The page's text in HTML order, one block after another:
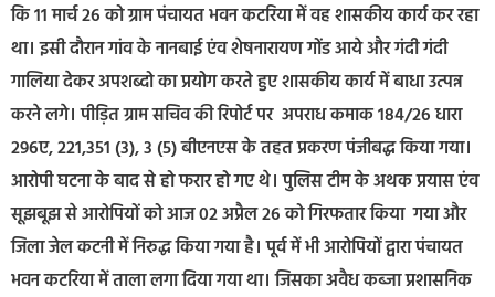
कि 11 मार्च 26 को ग्राम पंचायत भवन कटरिया में वह शासकीय कार्य कर रहा
था। इसी दौरान गांव के नानबाई एंव शेषनारायण गोंड आये और गंदी गंदी
गालिया देकर अपशब्दो का प्रयोग करते हुए शासकीय कार्य में बाधा उत्पन्न
करने लगे। पीड़ित ग्राम सचिव की रिपोर्ट पर अपराध कमाक 184/26 धारा
296ए, 221,351 (3), 3 (5) बीएनएस के तहत प्रकरण पंजीबद्ध किया गया।
आरोपी घटना के बाद से हो फरार हो गए थे। पुलिस टीम के अथक प्रयास एंव
सूझबूझ से आरोपियों को आज 02 अप्रैल 26 को गिरफतार किया गया और
जिला जेल कटनी में निरुद्ध किया गया है। पूर्व में भी आरोपियों द्वारा पंचायत
भवन कटरिया में ताला लगा दिया गया था। जिसका अवैध कब्जा प्रशासनिक